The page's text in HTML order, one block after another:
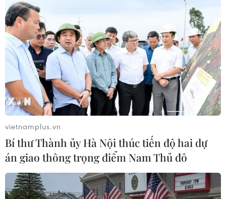
#Đình chỉ hoạt động
#Trục vớt
Bình Dương
vietnamplus.vn
Bí thư Thành ủy Hà Nội thúc tiến độ hai dự
án giao thông trọng điểm Nam Thủ đô